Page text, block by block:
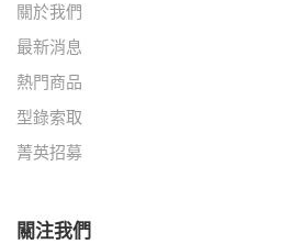
關於我們
最新消息
熱門商品
型錄索取
菁英招募
關注我們